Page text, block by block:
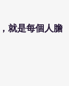
就是每個人膽